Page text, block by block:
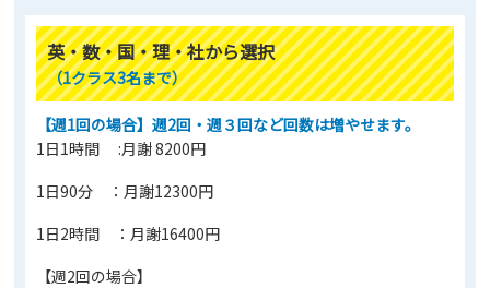
英・数・国・理・社から選択
（1クラス3名まで）
【週1回の場合】週2回・週３回など回数は増やせます。
1日1時間 :月謝 8200円
1日90分 ：月謝12300円
1日2時間 ：月謝16400円
【週2回の場合】